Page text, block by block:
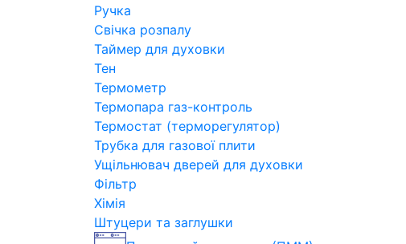
Ручка
Свічка розпалу
Таймер для духовки
Тен
Термометр
Термопара газ-контроль
Термостат (терморегулятор)
Трубка для газової плити
Ущільнювач дверей для духовки
Фільтр
Хімія
Штуцери та заглушки